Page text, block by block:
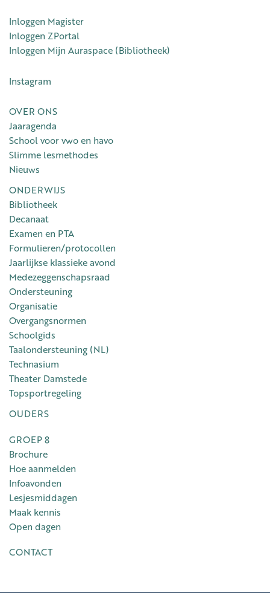
Inloggen Magister
Inloggen ZPortal
Inloggen Mijn Auraspace (Bibliotheek)
Instagram
OVER ONS
Jaaragenda
School voor vwo en havo
Slimme lesmethodes
Nieuws
ONDERWIJS
Bibliotheek
Decanaat
Examen en PTA
Formulieren/protocollen
Jaarlijkse klassieke avond
Medezeggenschapsraad
Ondersteuning
Organisatie
Overgangsnormen
Schoolgids
Taalondersteuning (NL)
Technasium
Theater Damstede
Topsportregeling
OUDERS
GROEP 8
Brochure
Hoe aanmelden
Infoavonden
Lesjesmiddagen
Maak kennis
Open dagen
CONTACT